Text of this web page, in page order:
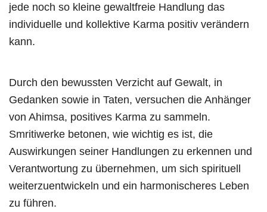
jede noch so kleine gewaltfreie Handlung das
individuelle und kollektive Karma positiv verändern
kann.
Durch den bewussten Verzicht auf Gewalt, in
Gedanken sowie in Taten, versuchen die Anhänger
von Ahimsa, positives Karma zu sammeln.
Smritiwerke betonen, wie wichtig es ist, die
Auswirkungen seiner Handlungen zu erkennen und
Verantwortung zu übernehmen, um sich spirituell
weiterzuentwickeln und ein harmonischeres Leben
zu führen.